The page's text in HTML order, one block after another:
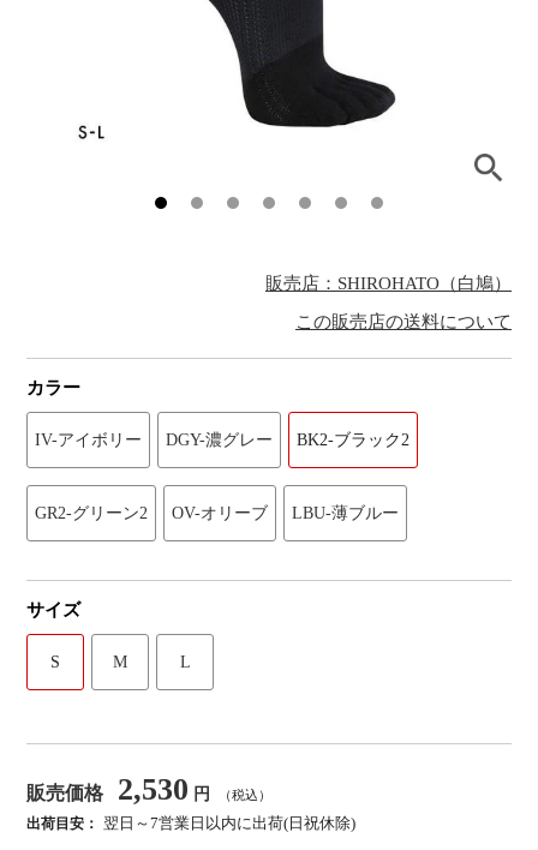
販売店：SHIROHATO（白鳩）
この販売店の送料について
カラー
IV-アイボリー DGY-濃グレー BK2-ブラック2
GR2-グリーン2 OV-オリーブ LBU-薄ブルー
サイズ
S M L
販売価格 2,530 円 （税込）
出荷目安： 翌日～7営業日以内に出荷(日祝休除)